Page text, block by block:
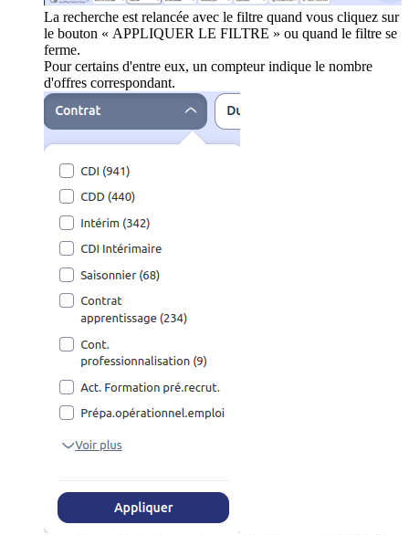
La recherche est relancée avec le filtre quand vous cliquez sur
le bouton « APPLIQUER LE FILTRE » ou quand le filtre se
ferme.
Pour certains d'entre eux, un compteur indique le nombre
d'offres correspondant.